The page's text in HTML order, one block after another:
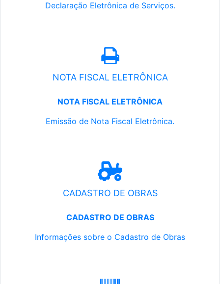
Declaração Eletrônica de Serviços.
NOTA FISCAL ELETRÔNICA
NOTA FISCAL ELETRÔNICA
Emissão de Nota Fiscal Eletrônica.
CADASTRO DE OBRAS
CADASTRO DE OBRAS
Informações sobre o Cadastro de Obras